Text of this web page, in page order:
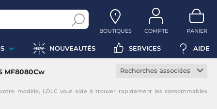
BOUTIQUES COMPTE PANIER
NOUVEAUTÉS SERVICES AIDE
MF8080Cw
Recherches associées
modèle, LDLC vous aide à trouver rapidement les consommables